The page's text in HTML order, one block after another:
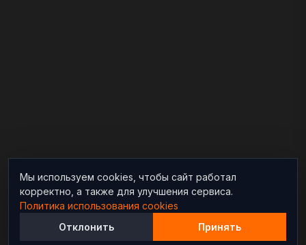
Мы используем cookies, чтобы сайт работал
корректно, а также для улучшения сервиса.
Политика использования cookies
Отклонить
Принять